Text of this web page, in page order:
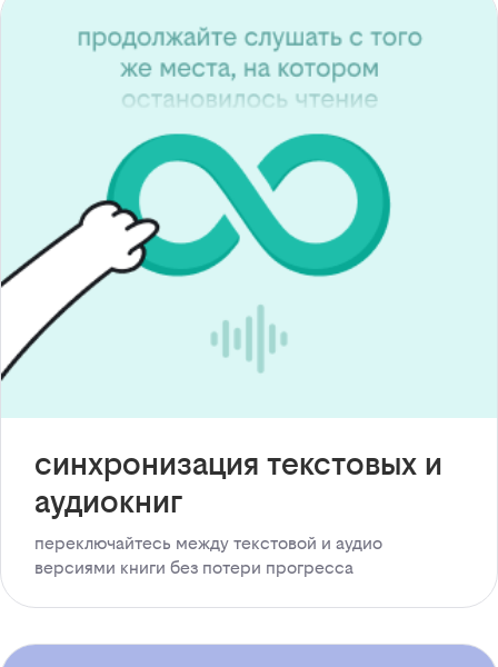
синхронизация текстовых и
аудиокниг
переключайтесь между текстовой и аудио
версиями книги без потери прогресса